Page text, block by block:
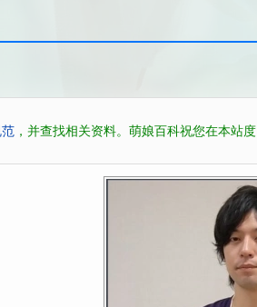
，并查找相关资料。萌娘百科祝您在本站度